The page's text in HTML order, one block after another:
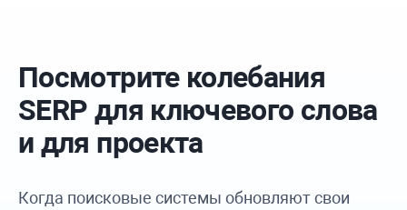
Посмотрите колебания
SERP для ключевого слова
и для проекта
Когда поисковые системы обновляют свои